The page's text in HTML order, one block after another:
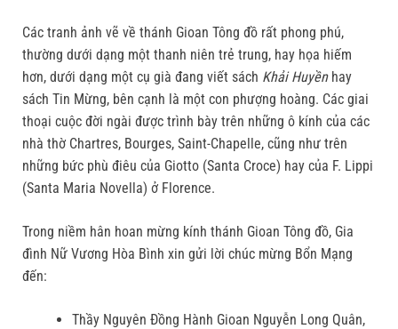
Các tranh ảnh vẽ về thánh Gioan Tông đồ rất phong phú,
thường dưới dạng một thanh niên trẻ trung, hay họa hiếm
hơn, dưới dạng một cụ già đang viết sách Khải Huyền hay
sách Tin Mừng, bên cạnh là một con phượng hoàng. Các giai
thoại cuộc đời ngài được trình bày trên những ô kính của các
nhà thờ Chartres, Bourges, Saint-Chapelle, cũng như trên
những bức phù điêu của Giotto (Santa Croce) hay của F. Lippi
(Santa Maria Novella) ở Florence.
Trong niềm hân hoan mừng kính thánh Gioan Tông đồ, Gia
đình Nữ Vương Hòa Bình xin gửi lời chúc mừng Bổn Mạng
đến:
Thầy Nguyên Đồng Hành Gioan Nguyễn Long Quân,